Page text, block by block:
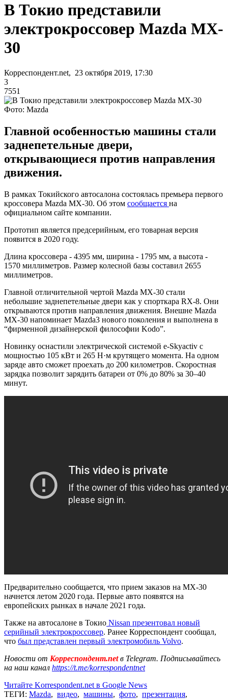
В Токио представили
электрокроссовер Mazda MX-
30
Корреспондент.net, 23 октября 2019, 17:30
3
7551
Фото: Mazda
Главной особенностью машины стали
заднепетельные двери,
открывающиеся против направления
движения.
В рамках Токийского автосалона состоялась премьера первого
кроссовера Mazda MX-30. Об этом сообщается на
официальном сайте компании.
Прототип является предсерийным, его товарная версия
появится в 2020 году.
Длина кроссовера - 4395 мм, ширина - 1795 мм, а высота -
1570 миллиметров. Размер колесной базы составил 2655
миллиметров.
Главной отличительной чертой Mazda MX-30 стали
небольшие заднепетельные двери как у спорткара RX-8. Они
открываются против направления движения. Внешне Mazda
MX-30 напоминает Mazda3 нового поколения и выполнена в
“фирменной дизайнерской философии Kodo”.
Новинку оснастили электрической системой e-Skyactiv с
мощностью 105 кВт и 265 Н·м крутящего момента. На одном
заряде авто сможет проехать до 200 километров. Скоростная
зарядка позволит зарядить батареи от 0% до 80% за 30–40
минут.
Предварительно сообщается, что прием заказов на MX-30
начнется летом 2020 года. Первые авто появятся на
европейских рынках в начале 2021 года.
Также на автосалоне в Токио Nissan презентовал новый
серийный электрокроссовер. Ранее Корреспондент сообщал,
что был представлен первый электромобиль Volvo.
Новости от Корреспондент.netв Telegram. Подписывайтесь
на наш канал https://t.me/korrespondentnet
Читайте Korrespondent.net в Google News
ТЕГИ: Mazda, видео, машины, фото, презентация,